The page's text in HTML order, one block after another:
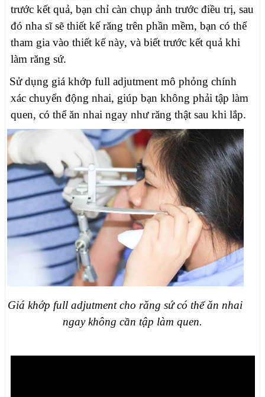
trước kết quả, bạn chỉ càn chụp ảnh trước điều trị, sau
đó nha sĩ sẽ thiết kế răng trên phần mềm, bạn có thể
tham gia vào thiết kế này, và biết trước kết quả khi
làm răng sứ.
Sử dụng giá khớp full adjutment mô phỏng chính
xác chuyển động nhai, giúp bạn không phải tập làm
quen, có thể ăn nhai ngay như răng thật sau khi lắp.
Giá khớp full adjutment cho răng sứ có thể ăn nhai
ngay không cần tập làm quen.